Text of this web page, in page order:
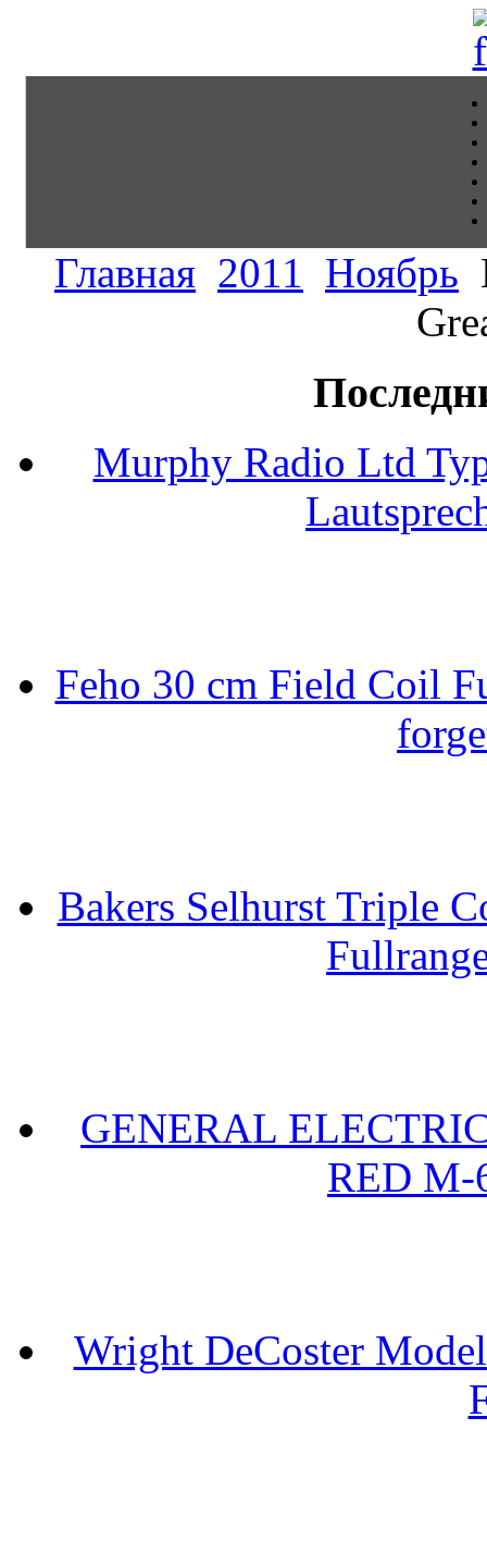
Главная 2011 Ноябрь
Murphy Radio Ltd
Feho 30 cm Field Coil
Bakers Selhurst Triple
GENERAL
RED M-
Wright DeCoster